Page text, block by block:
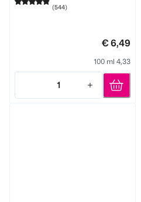
(544)
€ 6,49
100 ml 4,33
1
Quantity: 1